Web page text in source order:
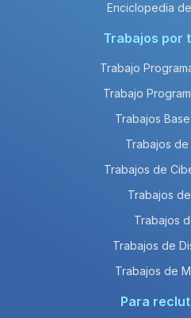
Enciclopedia
Trabajos por
Trabajo
Trabajo
Trabajos
Trabajos de
Trabajos de
Trabajos
Trabajos
Trabajos de
Trabajos de
Para